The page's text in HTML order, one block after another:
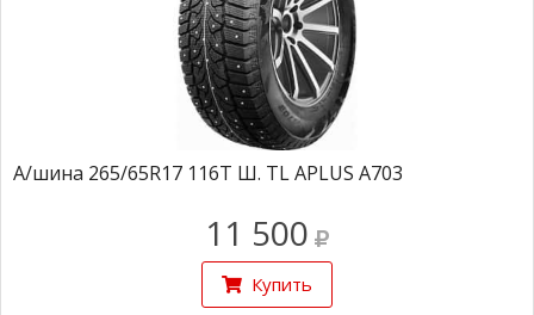
А/шина 265/65R17 116T Ш. TL APLUS A703
11 500
Купить